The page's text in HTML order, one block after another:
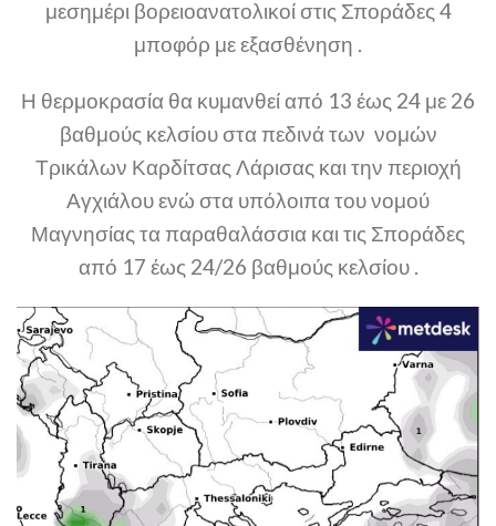
μεσημέρι βορειοανατολικοί στις Σποράδες 4
μποφόρ με εξασθένηση .
Η θερμοκρασία θα κυμανθεί από 13 έως 24 με 26
βαθμούς κελσίου στα πεδινά των νομών
Τρικάλων Καρδίτσας Λάρισας και την περιοχή
Αγχιάλου ενώ στα υπόλοιπα του νομού
Μαγνησίας τα παραθαλάσσια και τις Σποράδες
από 17 έως 24/26 βαθμούς κελσίου .